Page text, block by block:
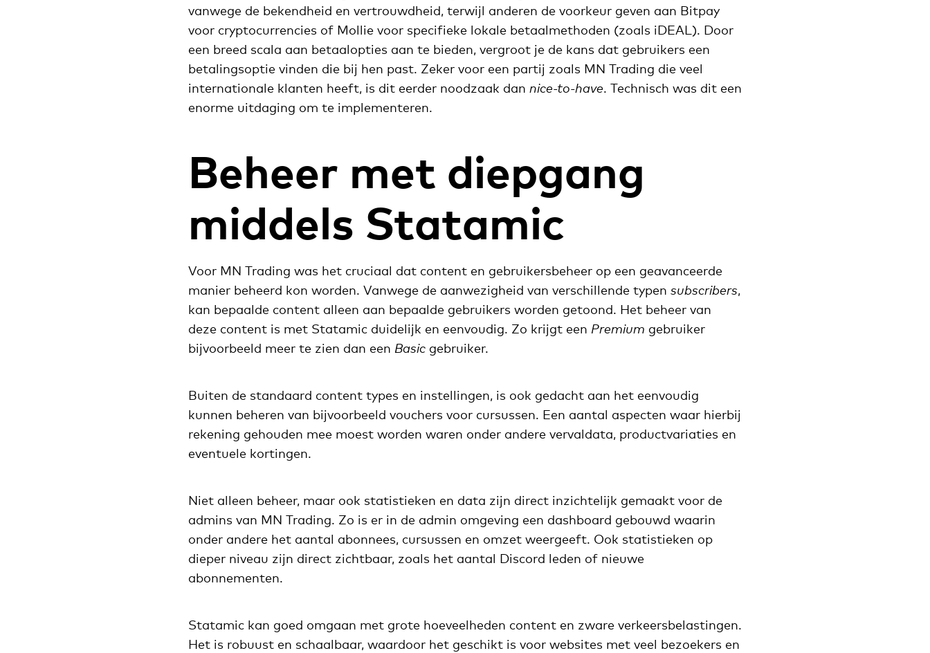
vanwege de bekendheid en vertrouwdheid, terwijl anderen de voorkeur geven aan Bitpay
voor cryptocurrencies of Mollie voor specifieke lokale betaalmethoden (zoals iDEAL). Door
een breed scala aan betaalopties aan te bieden, vergroot je de kans dat gebruikers een
betalingsoptie vinden die bij hen past. Zeker voor een partij zoals MN Trading die veel
internationale klanten heeft, is dit eerder noodzaak dan nice-to-have. Technisch was dit een
enorme uitdaging om te implementeren.
Beheer met diepgang
middels Statamic
Voor MN Trading was het cruciaal dat content en gebruikersbeheer op een geavanceerde
manier beheerd kon worden. Vanwege de aanwezigheid van verschillende typen subscribers,
kan bepaalde content alleen aan bepaalde gebruikers worden getoond. Het beheer van
deze content is met Statamic duidelijk en eenvoudig. Zo krijgt een Premium gebruiker
bijvoorbeeld meer te zien dan een Basic gebruiker.
Buiten de standaard content types en instellingen, is ook gedacht aan het eenvoudig
kunnen beheren van bijvoorbeeld vouchers voor cursussen. Een aantal aspecten waar hierbij
rekening gehouden mee moest worden waren onder andere vervaldata, productvariaties en
eventuele kortingen.
Niet alleen beheer, maar ook statistieken en data zijn direct inzichtelijk gemaakt voor de
admins van MN Trading. Zo is er in de admin omgeving een dashboard gebouwd waarin
onder andere het aantal abonnees, cursussen en omzet weergeeft. Ook statistieken op
dieper niveau zijn direct zichtbaar, zoals het aantal Discord leden of nieuwe
abonnementen.
Statamic kan goed omgaan met grote hoeveelheden content en zware verkeersbelastingen.
Het is robuust en schaalbaar, waardoor het geschikt is voor websites met veel bezoekers en